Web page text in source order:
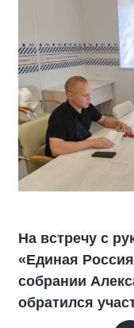
На встречу с
«Единая
собрании
обратился